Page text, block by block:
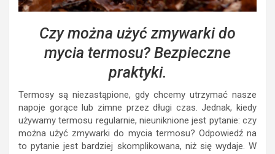
Czy można użyć zmywarki do
mycia termosu? Bezpieczne
praktyki.
Termosy są niezastąpione, gdy chcemy utrzymać nasze
napoje gorące lub zimne przez długi czas. Jednak, kiedy
używamy termosu regularnie, nieuniknione jest pytanie: czy
można użyć zmywarki do mycia termosu? Odpowiedź na
to pytanie jest bardziej skomplikowana, niż się wydaje. W